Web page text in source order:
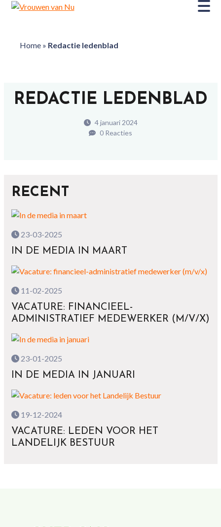
Home» Redactie ledenblad
REDACTIE LEDENBLAD
4 januari 2024
0 Reacties
RECENT
23-03-2025
IN DE MEDIA IN MAART
11-02-2025
VACATURE: FINANCIEEL-
ADMINISTRATIEF MEDEWERKER (M/V/X)
23-01-2025
IN DE MEDIA IN JANUARI
19-12-2024
VACATURE: LEDEN VOOR HET
LANDELIJK BESTUUR